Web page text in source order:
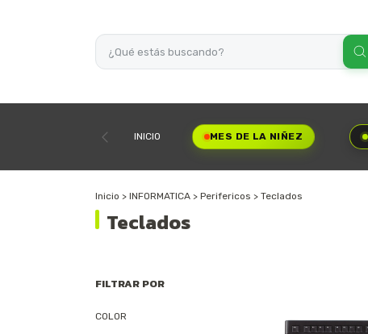
INICIO MES DE LA NIÑEZ
Inicio > INFORMATICA > Perifericos > Teclados
Teclados
FILTRAR POR
COLOR